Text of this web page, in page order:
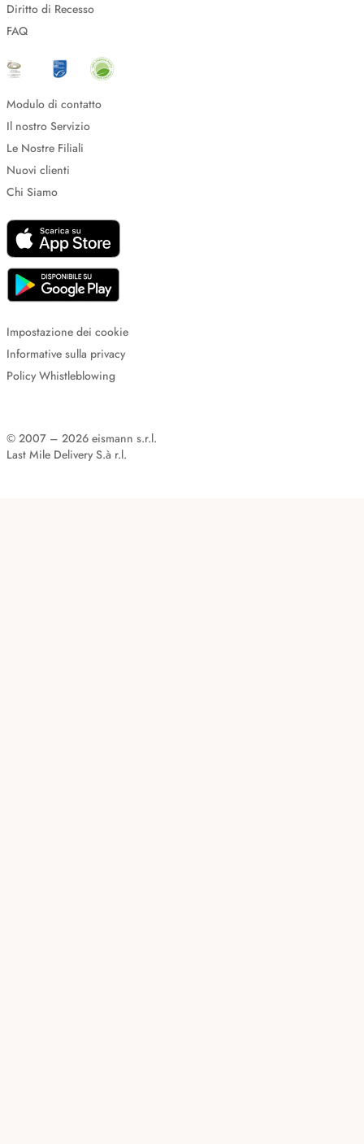
Diritto di Recesso
FAQ
Modulo di contatto
Il nostro Servizio
Le Nostre Filiali
Nuovi clienti
Chi Siamo
Impostazione dei cookie
Informative sulla privacy
Policy Whistleblowing
© 2007 – 2026 eismann s.r.l.
Last Mile Delivery S.à r.l.